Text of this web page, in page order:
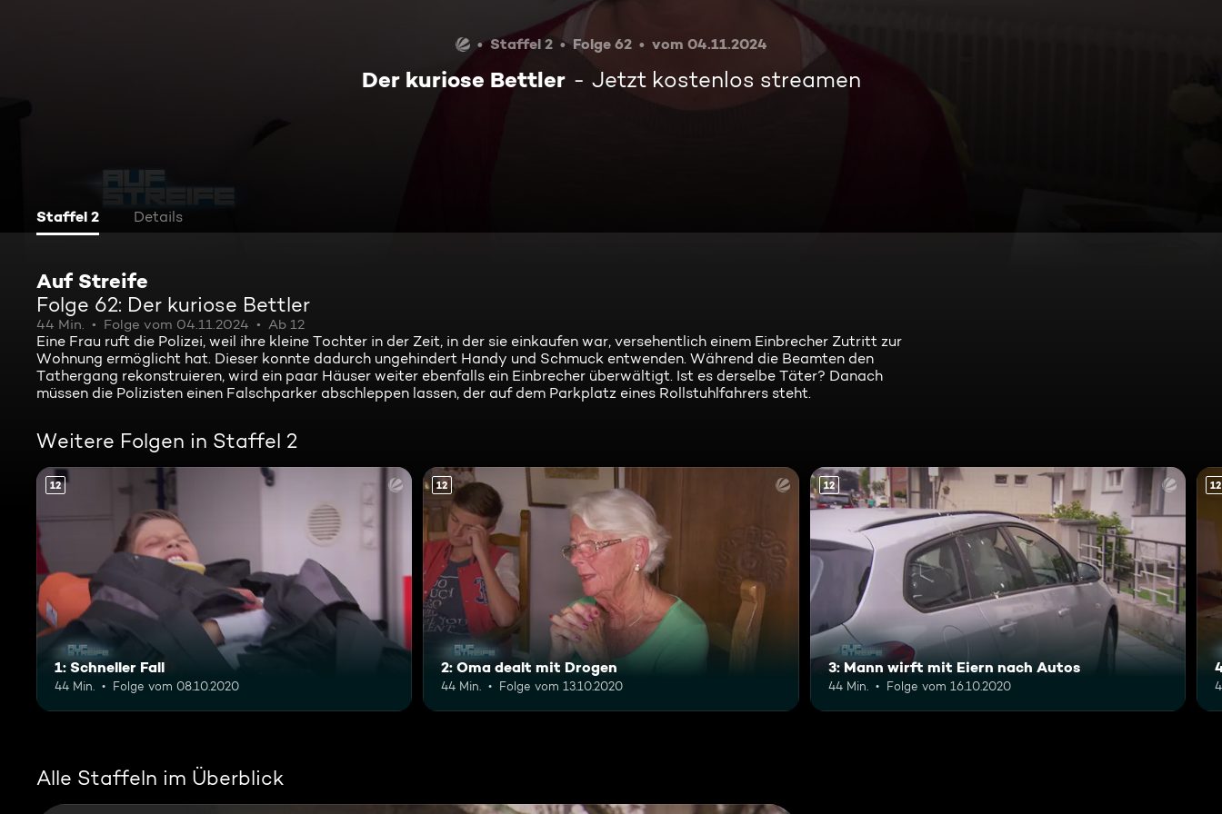
Staffel 2 Folge 62 vom 04.11.2024
Der kuriose Bettler Jetzt kostenlos streamen
Staffel 2 Details
Auf Streife
Folge 62: Der kuriose Bettler
44 Min. Folge vom 04.11.2024 Ab 12
Eine Frau ruft die Polizei, weil ihre kleine Tochter in der Zeit, in der sie einkaufen war, versehentlich einem Einbrecher Zutritt zur
Wohnung ermöglicht hat. Dieser konnte dadurch ungehindert Handy und Schmuck entwenden. Während die Beamten den
Tathergang rekonstruieren, wird ein paar Häuser weiter ebenfalls ein Einbrecher überwältigt. Ist es derselbe Täter? Danach
müssen die Polizisten einen Falschparker abschleppen lassen, der auf dem Parkplatz eines Rollstuhlfahrers steht.
Weitere Folgen in Staffel 2
12
1: Schneller Fall
44 Min. Folge vom 08.10.2020
12
2: Oma dealt mit Drogen
44 Min. Folge vom 13.10.2020
12
3: Mann wirft mit Eiern nach Autos
44 Min. Folge vom 16.10.2020
12
Alle Staffeln im Überblick